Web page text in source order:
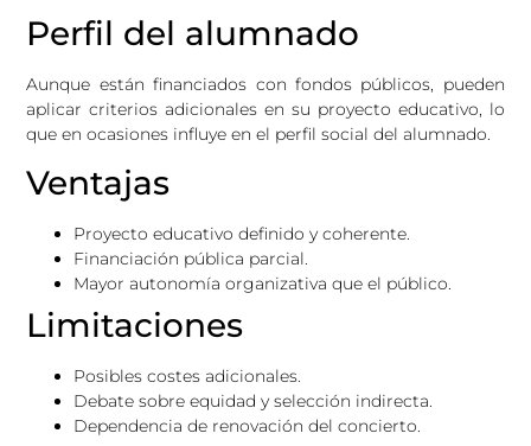
Perfil del alumnado
Aunque están financiados con fondos públicos, pueden
aplicar criterios adicionales en su proyecto educativo, lo
que en ocasiones influye en el perfil social del alumnado.
Ventajas
Proyecto educativo definido y coherente.
Financiación pública parcial.
Mayor autonomía organizativa que el público.
Limitaciones
Posibles costes adicionales.
Debate sobre equidad y selección indirecta.
Dependencia de renovación del concierto.